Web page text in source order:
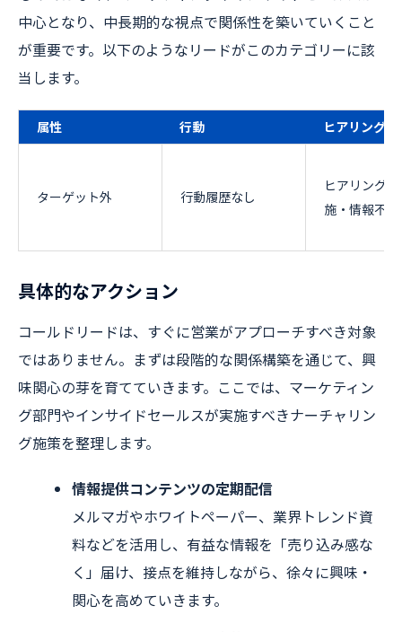
中心となり、中長期的な視点で関係性を築いていくこと
が重要です。以下のようなリードがこのカテゴリーに該
当します。
属性 行動 ヒアリング
ターゲット外 行動履歴なし
ヒアリング
施・情報不明
具体的なアクション
コールドリードは、すぐに営業がアプローチすべき対象
ではありません。まずは段階的な関係構築を通じて、興
味関心の芽を育てていきます。ここでは、マーケティン
グ部門やインサイドセールスが実施すべきナーチャリン
グ施策を整理します。
情報提供コンテンツの定期配信
メルマガやホワイトペーパー、業界トレンド資
料などを活用し、有益な情報を「売り込み感な
く」届け、接点を維持しながら、徐々に興味・
関心を高めていきます。